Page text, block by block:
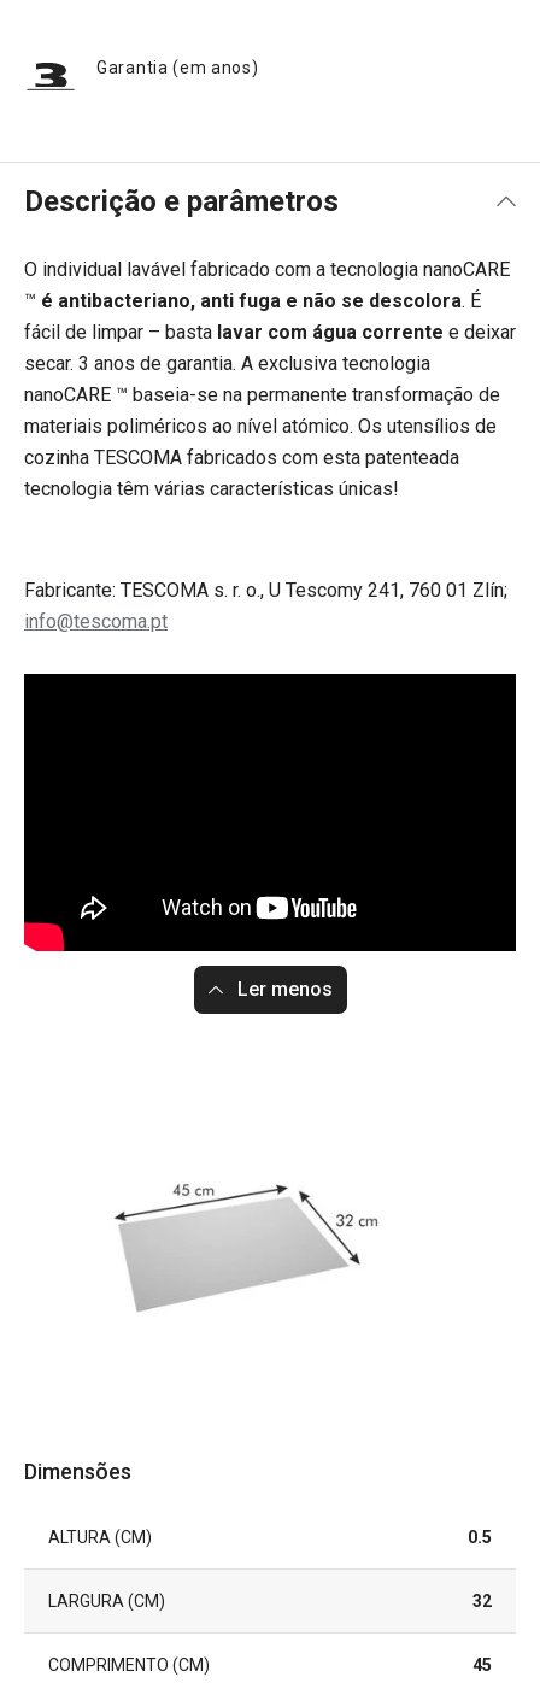
Garantia (em anos)
Descrição e parâmetros
O individual lavável fabricado com a tecnologia nanoCARE
™ é antibacteriano, anti fuga e não se descolora. É
fácil de limpar – basta lavar com água corrente e deixar
secar. 3 anos de garantia. A exclusiva tecnologia
nanoCARE ™ baseia-se na permanente transformação de
materiais poliméricos ao nível atómico. Os utensílios de
cozinha TESCOMA fabricados com esta patenteada
tecnologia têm várias características únicas!
Fabricante: TESCOMA s. r. o., U Tescomy 241, 760 01 Zlín;
info@tescoma.pt
Ler menos
Dimensões
ALTURA (CM) 0.5
LARGURA (CM) 32
COMPRIMENTO (CM) 45